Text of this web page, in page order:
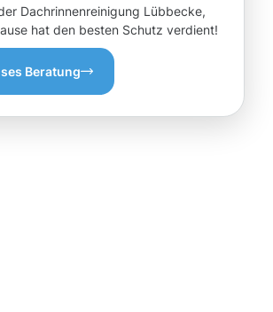
Dachrinnenreinigung Lübbecke,
hat den besten Schutz verdient!
Beratung